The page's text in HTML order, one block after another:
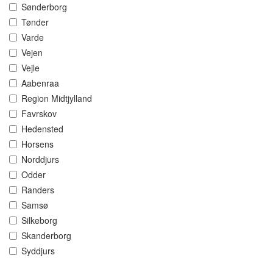
Sønderborg
Tønder
Varde
Vejen
Vejle
Aabenraa
Region Midtjylland
Favrskov
Hedensted
Horsens
Norddjurs
Odder
Randers
Samsø
Silkeborg
Skanderborg
Syddjurs